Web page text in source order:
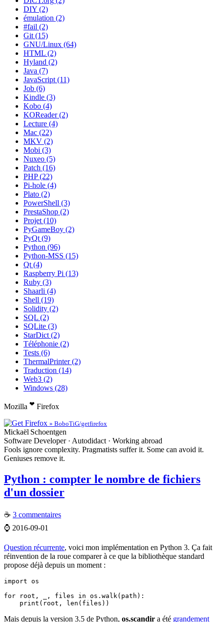
DIY (2)
émulation (2)
#fail (2)
Git (15)
GNU/Linux (64)
HTML (2)
Hyland (2)
Java (7)
JavaScript (11)
Job (6)
Kindle (3)
Kobo (4)
KOReader (2)
Lecture (4)
Mac (22)
MKV (2)
Mobi (3)
Nuxeo (5)
Patch (16)
PHP (22)
Pi-hole (4)
Plato (2)
PowerShell (3)
PrestaShop (2)
Projet (10)
PyGameBoy (2)
PyQt (9)
Python (96)
Python-MSS (15)
Qt (4)
Raspberry Pi (13)
Ruby (3)
Shaarli (4)
Shell (19)
Solidity (2)
SQL (2)
SQLite (3)
StarDict (2)
Téléphonie (2)
Tests (6)
ThermalPrinter (2)
Traduction (14)
Web3 (2)
Windows (28)
Mozilla ❤ Firefox
» BoboTiG/getfirefox
Mickaël Schoentgen
Software Developer · Autodidact · Working abroad
Fools ignore complexity. Pragmatists suffer it. Some can avoid it.
Geniuses remove it.
Python : compter le nombre de fichiers
d'un dossier
☕ 3 commentaires
⌚ 2016-09-01
Question récurrente, voici mon implémentation en Python 3. Ça fait
réinvention de la roue comparer à ce que la bibliothèque standard
propose déjà depuis un moment :
import os
for root, _, files in os. walk (path):
print (root, len
Mais depuis la version 3.5 de Python, os.scandir a été grandement